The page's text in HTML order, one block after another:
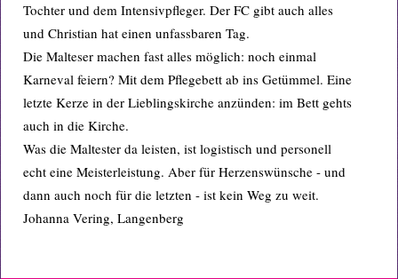
Tochter und dem Intensivpfleger. Der FC gibt auch alles
und Christian hat einen unfassbaren Tag.
Die Malteser machen fast alles möglich: noch einmal
Karneval feiern? Mit dem Pflegebett ab ins Getümmel. Eine
letzte Kerze in der Lieblingskirche anzünden: im Bett gehts
auch in die Kirche.
Was die Maltester da leisten, ist logistisch und personell
echt eine Meisterleistung. Aber für Herzenswünsche - und
dann auch noch für die letzten - ist kein Weg zu weit.
Johanna Vering, Langenberg